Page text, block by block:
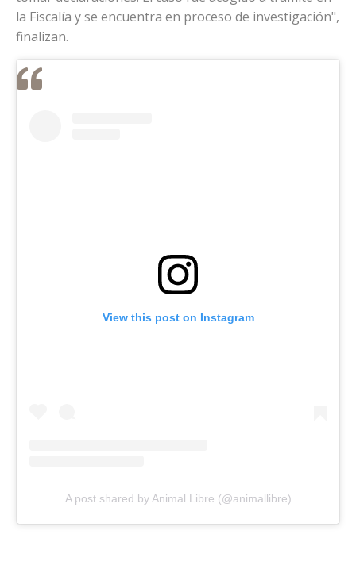
la Fiscalía y se encuentra en proceso de investigación",
finalizan.
View this post on Instagram
A post shared by Animal Libre (@animallibre)